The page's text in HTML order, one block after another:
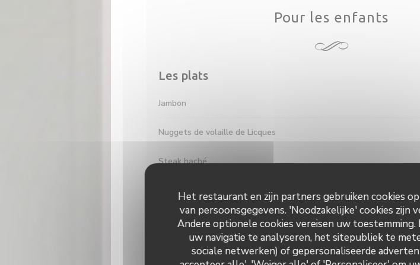
Het restaurant en zijn partners gebruiken cookies
van persoonsgegevens. 'Noodzakelijke' cookies
Andere optionele cookies vereisen uw
uw navigatie te analyseren, het sitepubliek te
sociale netwerken) of gepersonaliseerde
Pour les enfants
Les plats
Jambon
Nuggets de volaille de Licques
Steak haché
Mini burger
Mini welsh
Accompagnement au choix : frites, pâtes, riz, légumes de saison